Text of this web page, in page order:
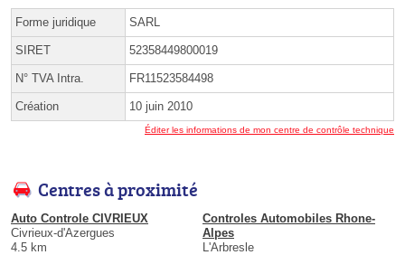
Forme juridique SARL
SIRET 52358449800019
N° TVA Intra. FR11523584498
Création 10 juin 2010
Éditer les informations de mon centre de contrôle technique
Centres à proximité
Auto Controle CIVRIEUX
Civrieux-d'Azergues
4.5 km
Controles Automobiles Rhone-
Alpes
L'Arbresle